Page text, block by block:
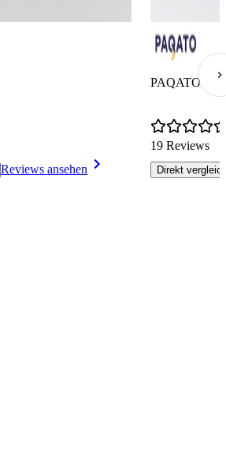
Reviews ansehen
PAQATO
19 Reviews
Direkt